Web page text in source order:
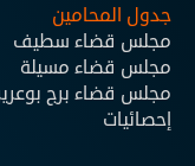
جدول المحامين
مجلس قضاء سطيف
مجلس قضاء مسيلة
مجلس قضاء برج
إحصائيات